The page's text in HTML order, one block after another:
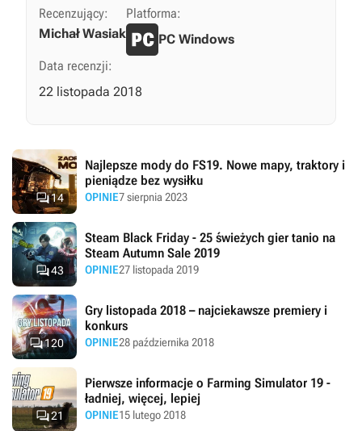
Recenzujący:
Michał Wasiak
Platforma:
PC Windows
Data recenzji:
22 listopada 2018
14
Najlepsze mody do FS19. Nowe mapy, traktory i
pieniądze bez wysiłku
OPINIE7 sierpnia 2023
43
Steam Black Friday - 25 świeżych gier tanio na
Steam Autumn Sale 2019
OPINIE27 listopada 2019
120
Gry listopada 2018 – najciekawsze premiery i
konkurs
OPINIE28 października 2018
21
Pierwsze informacje o Farming Simulator 19 -
ładniej, więcej, lepiej
OPINIE15 lutego 2018